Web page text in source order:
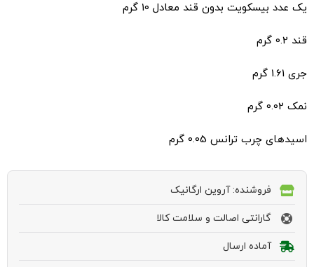
یک عدد بیسکویت بدون قند معادل 10 گرم
قند 0.2 گرم
جری 1.61 گرم
نمک 0.02 گرم
اسیدهای چرب ترانس 0.05 گرم
فروشنده: آروین ارگانیک
گارانتی اصالت و سلامت کالا
آماده ارسال